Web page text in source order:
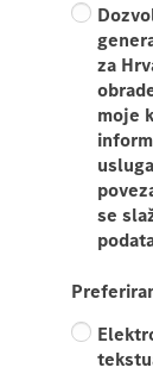
za
moje
se